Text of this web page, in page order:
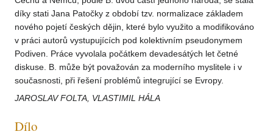
díky stati Jana Patočky z období tzv. normalizace základem
nového pojetí českých dějin, které bylo využito a modifikováno
v práci autorů vystupujících pod kolektivním pseudonymem
Podiven. Práce vyvolala počátkem devadesátých let četné
diskuse. B. může být považován za moderního myslitele i v
současnosti, při řešení problémů integrující se Evropy.
JAROSLAV FOLTA, VLASTIMIL HÁLA
Dílo